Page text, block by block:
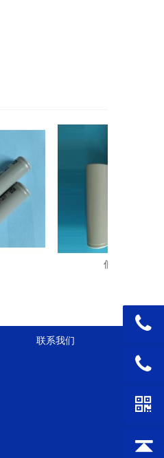
低温电池
联系我们